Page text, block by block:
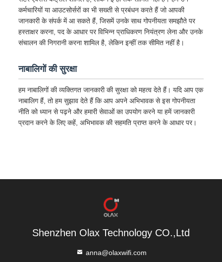
कर्मचारियों या आउटसोर्सरों का भी सख्ती से प्रबंधन करते हैं जो आपकी
जानकारी के संपर्क में आ सकते हैं, जिसमें उनके साथ गोपनीयता समझौते पर
हस्ताक्षर करना, पद के आधार पर विभिन्न प्राधिकरण नियंत्रण लेना और उनके
संचालन की निगरानी करना शामिल है, लेकिन इन्हीं तक सीमित नहीं है।
नाबालिगों की सुरक्षा
हम नाबालिगों की व्यक्तिगत जानकारी की सुरक्षा को महत्व देते हैं। यदि आप एक
नाबालिग हैं, तो हम सुझाव देते हैं कि आप अपने अभिभावक से इस गोपनीयता
नीति को ध्यान से पढ़ने और हमारी सेवाओं का उपयोग करने या हमें जानकारी
प्रदान करने के लिए कहें, अभिभावक की सहमति प्राप्त करने के आधार पर।
Shenzhen Olax Technology CO.,Ltd
anna@olaxwifi.com